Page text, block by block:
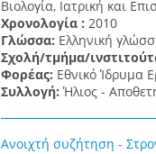
Βιολογία, Ιατρική και
Χρονολογία : 2010
Γλώσσα: Ελληνική
Σχολή/τμήμα/
Φορέας: Εθνικό Ίδρυμα
Συλλογή:Ήλιος -
Ανοιχτή συζήτηση -